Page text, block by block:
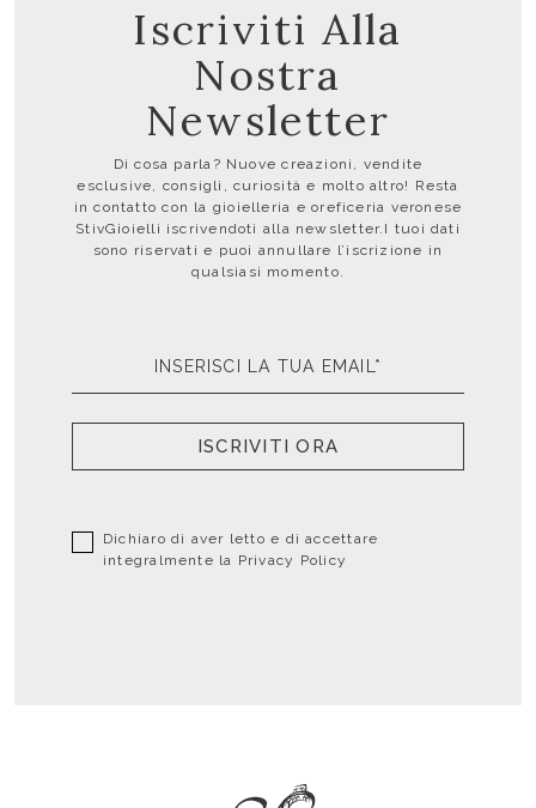
Iscriviti Alla
Nostra
Newsletter
Di cosa parla? Nuove creazioni, vendite
esclusive, consigli, curiosità e molto altro! Resta
in contatto con la gioielleria e oreficeria veronese
StivGioielli iscrivendoti alla newsletter.I tuoi dati
sono riservati e puoi annullare l’iscrizione in
qualsiasi momento.
ISCRIVITI ORA
Dichiaro di aver letto e di accettare
integralmente la Privacy Policy